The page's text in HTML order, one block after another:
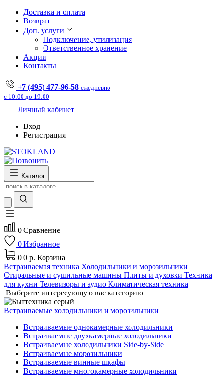
Доставка и оплата
Возврат
Доп. услуги
Подключение, утилизация
Ответственное хранение
Акции
Контакты
+7 (495) 477-96-58 ежедневно
с 10:00 до 19:00
Личный кабинет
Вход
Регистрация
Каталог
0 Сравнение
0 Избранное
0 0 р. Корзина
Встраиваемая техника Холодильники и морозильники
Стиральные и сушильные машины Плиты и духовки Техника
для кухни Телевизоры и аудио Климатическая техника
Выберите интересующую вас категорию
Встраиваемые холодильники и морозильники
Встраиваемые однокамерные холодильники
Встраиваемые двухкамерные холодильники
Встраиваемые холодильники Side-by-Side
Встраиваемые морозильники
Встраиваемые винные шкафы
Встраиваемые многокамерные холодильники